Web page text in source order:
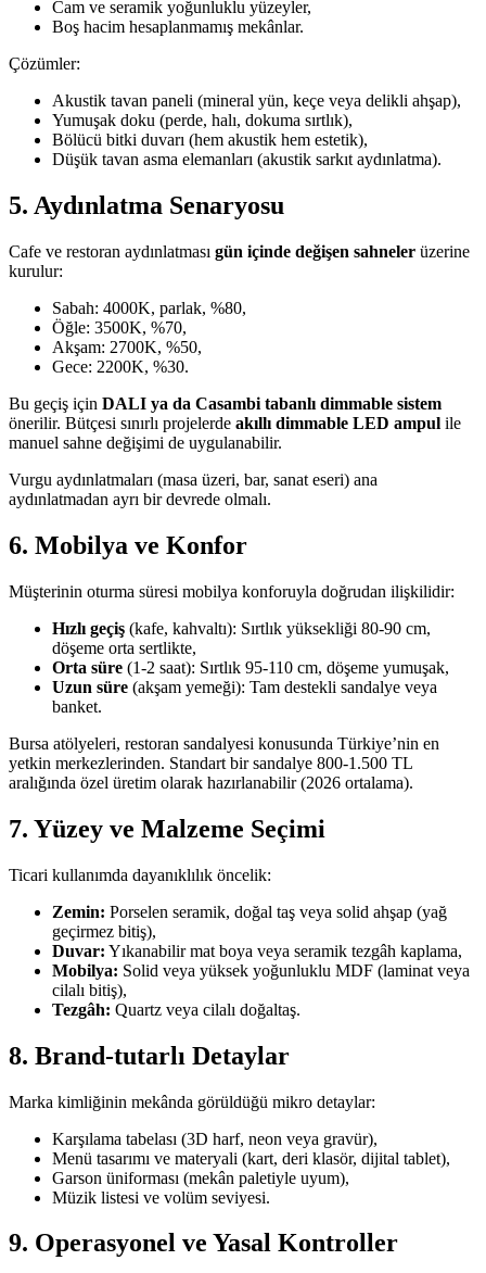
Cam ve seramik yoğunluklu yüzeyler,
Boş hacim hesaplanmamış mekânlar.
Çözümler:
Akustik tavan paneli (mineral yün, keçe veya delikli ahşap),
Yumuşak doku (perde, halı, dokuma sırtlık),
Bölücü bitki duvarı (hem akustik hem estetik),
Düşük tavan asma elemanları (akustik sarkıt aydınlatma).
5. Aydınlatma Senaryosu
Cafe ve restoran aydınlatması gün içinde değişen sahneler üzerine
kurulur:
Sabah: 4000K, parlak, %80,
Öğle: 3500K, %70,
Akşam: 2700K, %50,
Gece: 2200K, %30.
Bu geçiş için DALI ya da Casambi tabanlı dimmable sistem
önerilir. Bütçesi sınırlı projelerde akıllı dimmable LED ampul ile
manuel sahne değişimi de uygulanabilir.
Vurgu aydınlatmaları (masa üzeri, bar, sanat eseri) ana
aydınlatmadan ayrı bir devrede olmalı.
6. Mobilya ve Konfor
Müşterinin oturma süresi mobilya konforuyla doğrudan ilişkilidir:
Hızlı geçiş (kafe, kahvaltı): Sırtlık yüksekliği 80-90 cm,
döşeme orta sertlikte,
Orta süre (1-2 saat): Sırtlık 95-110 cm, döşeme yumuşak,
Uzun süre (akşam yemeği): Tam destekli sandalye veya
banket.
Bursa atölyeleri, restoran sandalyesi konusunda Türkiye’nin en
yetkin merkezlerinden. Standart bir sandalye 800-1.500 TL
aralığında özel üretim olarak hazırlanabilir (2026 ortalama).
7. Yüzey ve Malzeme Seçimi
Ticari kullanımda dayanıklılık öncelik:
Zemin: Porselen seramik, doğal taş veya solid ahşap (yağ
geçirmez bitiş),
Duvar: Yıkanabilir mat boya veya seramik tezgâh kaplama,
Mobilya: Solid veya yüksek yoğunluklu MDF (laminat veya
cilalı bitiş),
Tezgâh: Quartz veya cilalı doğaltaş.
8. Brand-tutarlı Detaylar
Marka kimliğinin mekânda görüldüğü mikro detaylar:
Karşılama tabelası (3D harf, neon veya gravür),
Menü tasarımı ve materyali (kart, deri klasör, dijital tablet),
Garson üniforması (mekân paletiyle uyum),
Müzik listesi ve volüm seviyesi.
9. Operasyonel ve Yasal Kontroller